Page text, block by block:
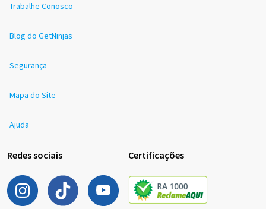
Trabalhe Conosco
Blog do GetNinjas
Segurança
Mapa do Site
Ajuda
Redes sociais Certificações